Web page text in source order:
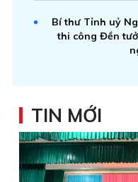
Bí thư Tỉnh uỷ
thi công Đền
TIN MỚI